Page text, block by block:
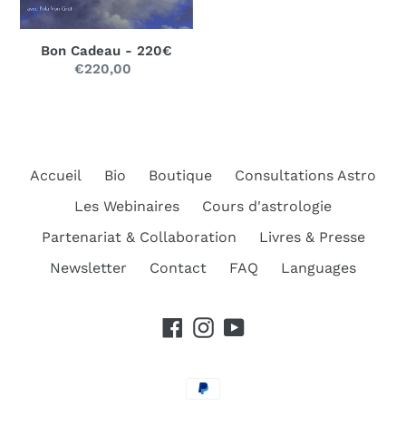
Bon Cadeau - 220€
Prix
€220,00
Accueil Bio Boutique
Consultations Astro
Les Webinaires
Cours d'astrologie
Partenariat & Collaboration
Livres & Presse
Newsletter
Contact FAQ Languages
Facebook
Instagram
YouTube
paiement